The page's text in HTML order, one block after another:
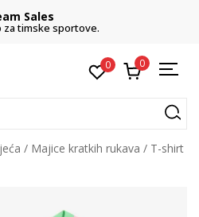
Sales
za timske sportove.
0 0
Majice kratkih rukava
T-shirt